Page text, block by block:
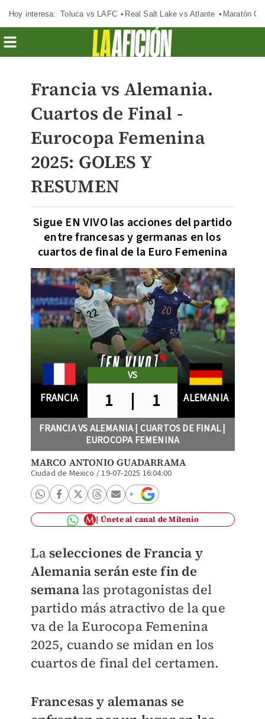
Hoy interesa: Toluca vs LAFC Real Salt Lake vs Atlante Maratón
Francia vs Alemania.
Cuartos de Final -
Eurocopa Femenina
2025: GOLES Y
RESUMEN
Sigue EN VIVO las acciones del partido
entre francesas y germanas en los
cuartos de final de la Euro Femenina
VS
FRANCIA 1 | 1 ALEMANIA
FRANCIA VS ALEMANIA | CUARTOS DE FINAL |
EUROCOPA FEMENINA
MARCO ANTONIO GUADARRAMA
Ciudad de Mexico /19-07-2025 16:04:00
Únete al canal de Milenio
La selecciones de Francia y
Alemania serán este fin de
semanalas protagonistas del
partido más atractivo de la que
va de la Eurocopa Femenina
2025, cuando se midan en los
cuartos de final del certamen.
Francesas y alemanas se